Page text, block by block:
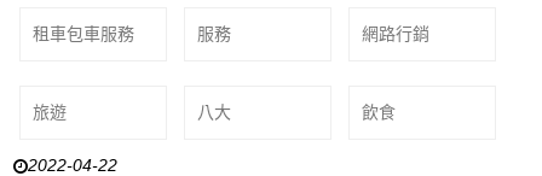
租車包車服務 服務 網路行銷
旅遊 八大 飲食
2022-04-22